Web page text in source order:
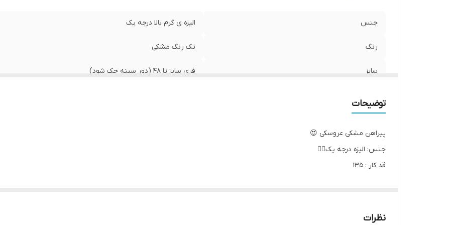
جنس الیزه ی گرم بالا درجه یک
رنگ تک رنگ مشکی
سایز فری سایز تا ۴۸ (دور سینه چک شود)
توضیحات
پیراهن مشکی عروسکی 😍
جنس: الیزه درجه یک👌🏻
قد کار : ۱۳۵
دور سینه ۱۱۴ سانتی متر
نظرات